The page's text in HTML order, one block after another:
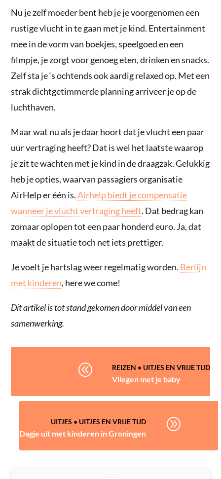
Nu je zelf moeder bent heb je je voorgenomen een
rustige vlucht in te gaan met je kind. Entertainment
mee in de vorm van boekjes, speelgoed en een
filmpje, je zorgt voor genoeg eten, drinken en snacks.
Zelf sta je ‘s ochtends ook aardig relaxed op. Met een
strak dichtgetimmerde planning arriveer je op de
luchthaven.
Maar wat nu als je daar hoort dat je vlucht een paar
uur vertraging heeft? Dat is wel het laatste waarop
je zit te wachten met je kind in de draagzak. Gelukkig
heb je opties, waarvan passagiers organisatie
AirHelp er één is.Airhelp biedt je compensatie
wanneer je vlucht vertraging heeft. Dat bedrag kan
zomaar oplopen tot een paar honderd euro. Ja, dat
maakt de situatie toch net iets prettiger.
Je voelt je hartslag weer regelmatig worden. Berlijn
met kinderen, here we come!
Dit artikel is tot stand gekomen door middel van een
samenwerking.
@ REIZEN • UITJES EN VRIJE TIJD
Vliegen met je baby
UITJES • UITJES EN VRIJE TIJD
Dagje uit met kinderen in Groningen
A